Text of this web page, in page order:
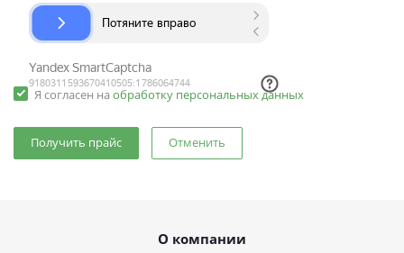
Я согласен на обработку персональных данных
Отменить
О компании